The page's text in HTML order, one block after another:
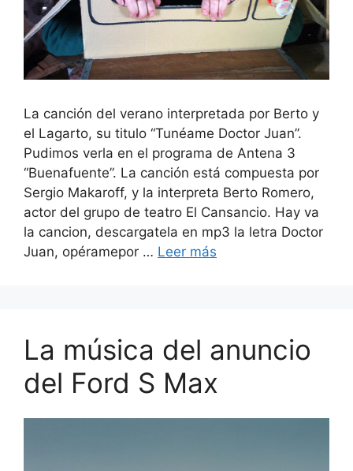
La canción del verano interpretada por Berto y
el Lagarto, su titulo “Tunéame Doctor Juan”.
Pudimos verla en el programa de Antena 3
“Buenafuente”. La canción está compuesta por
Sergio Makaroff, y la interpreta Berto Romero,
actor del grupo de teatro El Cansancio. Hay va
la cancion, descargatela en mp3 la letra Doctor
Juan, opéramepor … Leer más
La música del anuncio
del Ford S Max